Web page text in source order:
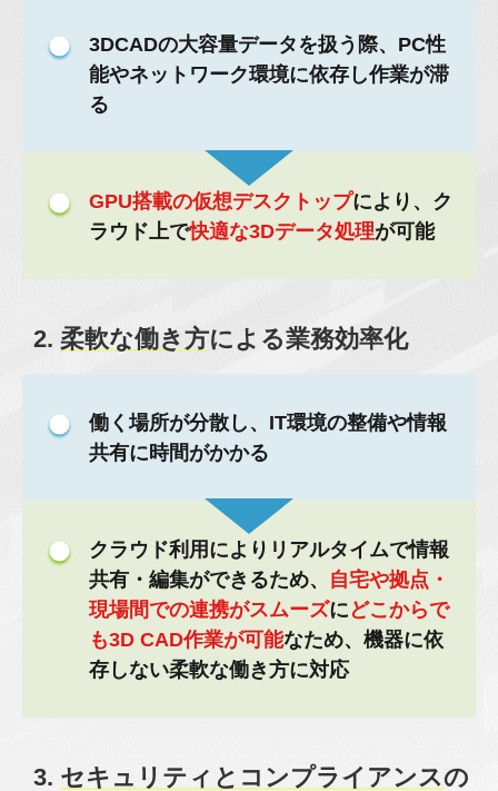
3DCADの大容量データを扱う際、PC性
能やネットワーク環境に依存し作業が滞
る
GPU搭載の仮想デスクトップにより、ク
ラウド上で快適な3Dデータ処理が可能
2. 柔軟な働き方による業務効率化
働く場所が分散し、IT環境の整備や情報
共有に時間がかかる
クラウド利用によりリアルタイムで情報
共有・編集ができるため、
自宅や拠点・
現場間での連携がスムーズに どこからで
も3D CAD作業が可能なため、機器に依
存しない柔軟な働き方に対応
3. セキュリティとコンプライアンス の